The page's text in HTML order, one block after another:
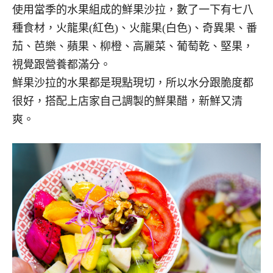
使用當季的水果組成的鮮果沙拉，數了一下有七八
種食材，火龍果(紅色)、火龍果(白色)、奇異果、番
茄、芭樂、蘋果、柳橙、高麗菜、葡萄乾、堅果，
視覺跟營養都滿分。
鮮果沙拉的水果都是現點現切，所以水分跟脆度都
很好，搭配上店家自己調製的鮮果醋，新鮮又清
爽。